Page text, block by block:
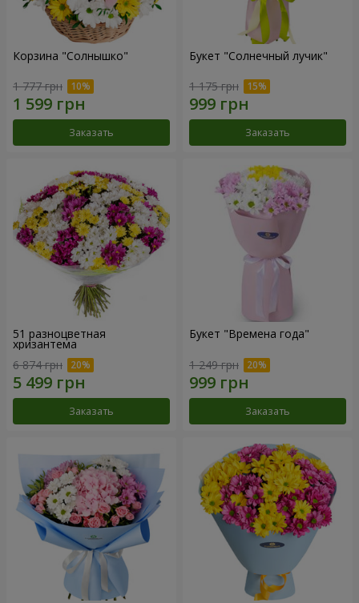
Корзина "Солнышко"
1 777 грн
Заказать
Букет "Солнечный лучик"
1 175 грн
Заказать
51 разноцветная
хризантема
6 874 грн
Заказать
Букет "Времена года"
1 249 грн
Заказать